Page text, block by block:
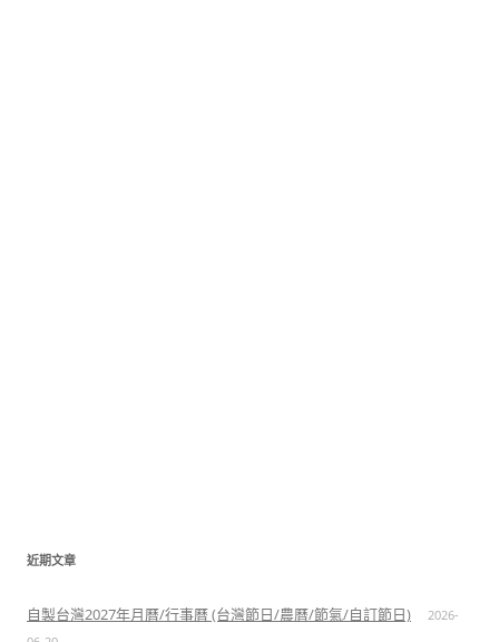
近期文章
自製台灣2027年月曆/行事曆 (台灣節日/農曆/節氣/自訂節日)
2026-